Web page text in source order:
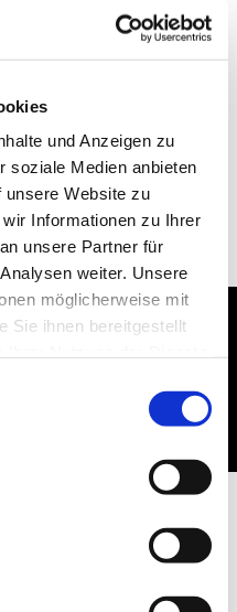
und Anzeigen zu
soziale Medien anbieten
unsere Website zu
Informationen zu Ihrer
unsere Partner für
weiter. Unsere
möglicherweise mit
Sie ihnen bereitgestellt
Sie auch